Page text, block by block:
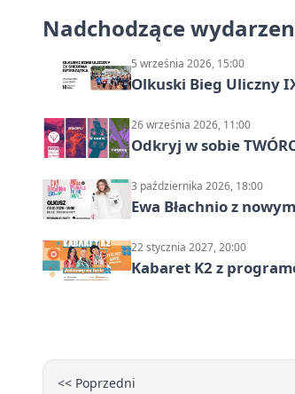
Nadchodzące
5 września 2026, 15:00
Olkuski Bieg Uliczny
26 września 2026, 11:00
Odkryj w sobie
3 października 2026, 18:00
Ewa Błachnio z
22 stycznia 2027, 20:00
Kabaret K2 z
<< Poprzedni